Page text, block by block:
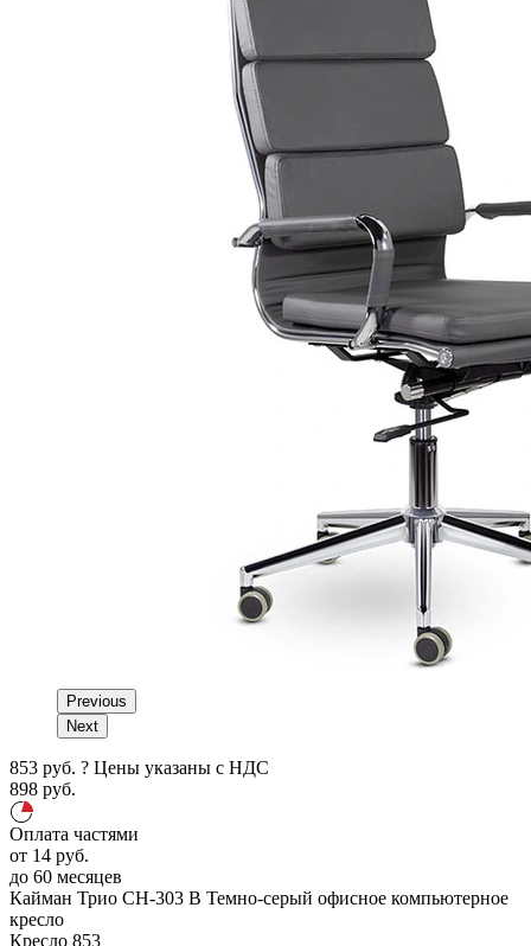
Previous
Next
853 руб. ? Цены указаны с НДС
898 руб.
Оплата частями
от 14 руб.
до 60 месяцев
Кайман Трио СН-303 В Темно-серый офисное компьютерное
кресло
Кресло 853